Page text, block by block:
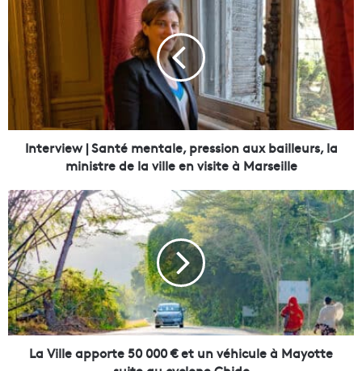
n
e
r
w
n
t
é
m
e
n
t
a
l
Interview | Santé mentale, pression aux bailleurs, la
ministre de la ville en visite à Marseille
L
a
V
i
l
l
e
a
p
La Ville apporte 50 000 € et un véhicule à Mayotte